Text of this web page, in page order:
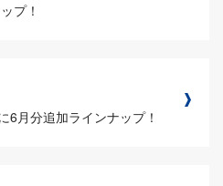
プ！
6月分追加ラインナップ！